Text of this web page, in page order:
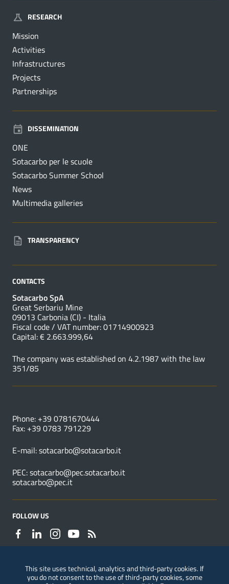
RESEARCH
Mission
Activities
Infrastructures
Projects
Partnerships
DISSEMINATION
ONE
Sotacarbo per le scuole
Sotacarbo Summer School
News
Multimedia galleries
TRANSPARENCY
CONTACTS
Sotacarbo SpA
Great Serbariu Mine
09013 Carbonia (CI) - Italia
Fiscal code / VAT number: 01714900923
Capital: € 2.663.999,64
The company was established on 4.2.1987 with the law
351/85
Phone: +39 0781670444
Fax: +39 0783 791229
E-mail:sotacarbo@sotacarbo.it
PEC:sotacarbo@pec.sotacarbo.it
sotacarbo@pec.it
FOLLOW US
Reporting of violations
This site uses technical, analytics and third-party cookies. If
you do not consent to the use of third-party cookies, some